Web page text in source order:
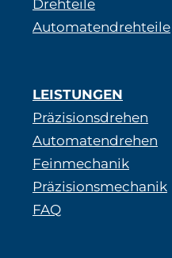
Drehteile
Automatendrehteile
LEISTUNGEN
Präzisionsdrehen
Automatendrehen
Feinmechanik
Präzisionsmechanik
FAQ